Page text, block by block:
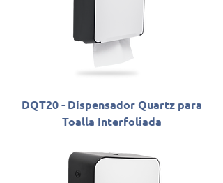
DQT20 - Dispensador Quartz para
Toalla Interfoliada